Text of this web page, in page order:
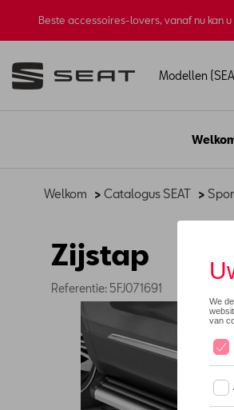
Beste accessoires-lovers, vanaf nu kan
Modellen
Welkom > Catalogus SEAT >
Zijstap
Referentie: 5FJ071691